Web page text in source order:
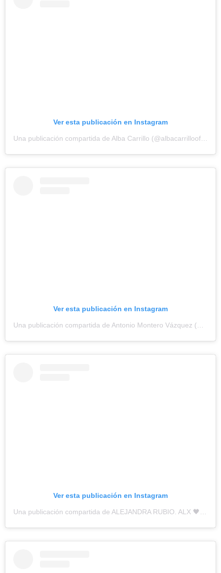
Ver esta publicación en Instagram
Ver esta publicación en Instagram
Ver esta publicación en Instagram